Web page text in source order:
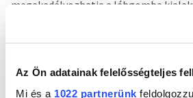
Az Ön adatainak felelősségteljes
Mi és a 1022 partnerünk
megakadályozhatja a lábgomba
Ez is